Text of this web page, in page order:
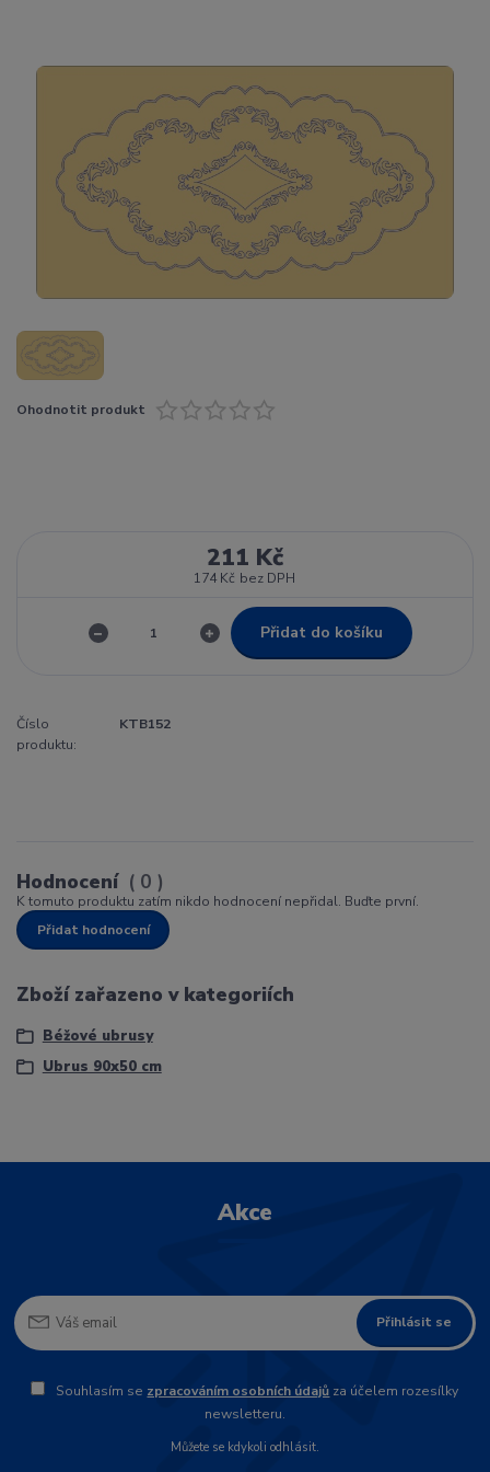
Ohodnotit produkt
211 Kč
174 Kč bez DPH
Přidat do košíku
Číslo
produktu:
KTB152
Hodnocení 0
K tomuto produktu zatím nikdo hodnocení nepřidal. Buďte první.
Přidat hodnocení
Zboží zařazeno v kategoriích
Béžové ubrusy
Ubrus 90x50 cm
Akce
Přihlásit se
Souhlasím se zpracováním osobních údajů za účelem rozesílky
newsletteru.
Můžete se kdykoli odhlásit.